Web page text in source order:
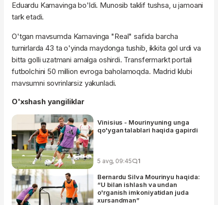
Eduardu Kamavinga bo'ldi. Munosib taklif tushsa, u jamoani
tark etadi.
O'tgan mavsumda Kamavinga "Real" safida barcha
turnirlarda 43 ta o'yinda maydonga tushib, ikkita gol urdi va
bitta golli uzatmani amalga oshirdi. Transfermarkt portali
futbolchini 50 million evroga baholamoqda. Madrid klubi
mavsumni sovrinlarsiz yakunladi.
O'xshash yangiliklar
Vinisius - Mourinyuning unga
qo'ygan talablari haqida gapirdi
5 avg, 09:45 1
Bernardu Silva Mourinyu haqida:
“U bilan ishlash va undan
o'rganish imkoniyatidan juda
xursandman”